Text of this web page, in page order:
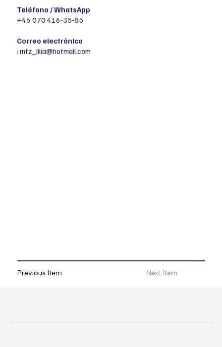
Teléfono / WhatsApp
+46 070 416-35-85
Correo electrónico
:mtz_lilia@hotmail.com
Previous Item Next Item